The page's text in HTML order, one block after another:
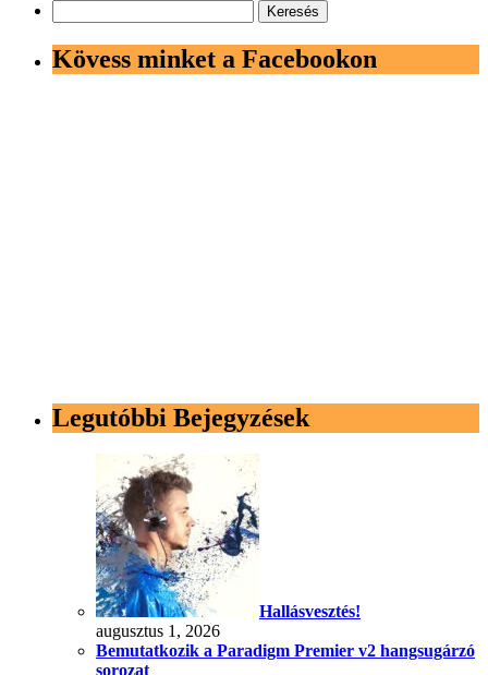
Kövess minket a Facebookon
Legutóbbi Bejegyzések
Hallásvesztés!
augusztus 1, 2026
Bemutatkozik a Paradigm Premier v2 hangsugárzó
sorozat